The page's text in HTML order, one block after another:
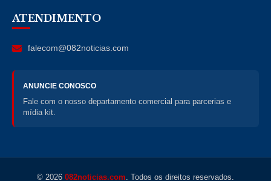
ATENDIMENTO
falecom@082noticias.com
ANUNCIE CONOSCO
Fale com o nosso departamento comercial para parcerias e
mídia kit.
© 2026 082noticias.com. Todos os direitos reservados.